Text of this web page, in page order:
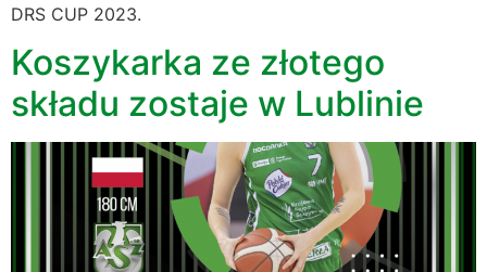
DRS CUP 2023.
Koszykarka ze złotego
składu zostaje w Lublinie